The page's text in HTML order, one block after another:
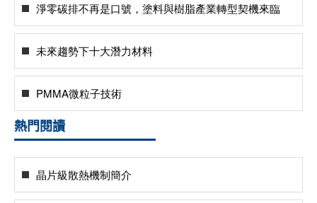
淨零碳排不再是口號，塗料與樹脂產業轉型契機來臨
未來趨勢下十大潛力材料
PMMA微粒子技術
熱門閱讀
晶片級散熱機制簡介